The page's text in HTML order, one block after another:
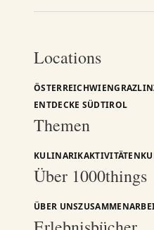
Locations
ÖSTERREICHWIENGRAZ
ENTDECKE SÜDTIROL
Themen
KULINARIKAKTIVITÄTEN
Über 1000things
ÜBER UNS